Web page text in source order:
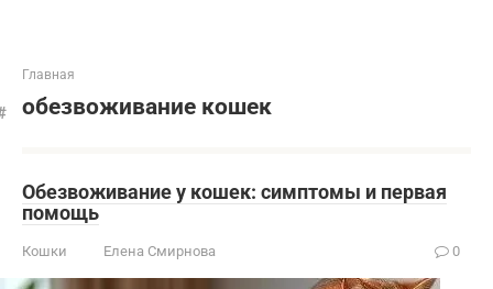
Главная
обезвоживание кошек
Обезвоживание у кошек: симптомы и первая
помощь
Кошки Елена Смирнова 0